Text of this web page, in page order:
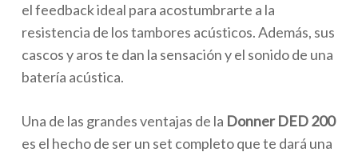
elfeedbackideal para acostumbrarte a la
resistencia de los tambores acústicos. Además, sus
cascos y aros te dan la sensación y el sonido de una
batería acústica.
Una de las grandes ventajas de la Donner DED 200
es el hecho de ser un set completo que te dará una